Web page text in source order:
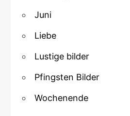
Juni
Liebe
Lustige bilder
Pfingsten Bilder
Wochenende